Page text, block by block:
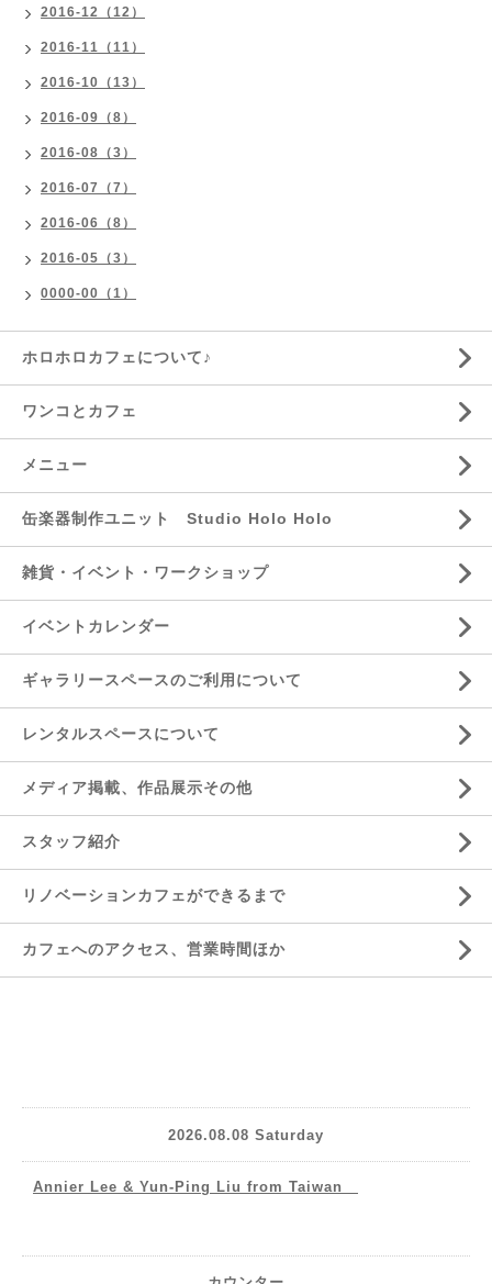
2016-12（12）
2016-11（11）
2016-10（13）
2016-09（8）
2016-08（3）
2016-07（7）
2016-06（8）
2016-05（3）
0000-00（1）
ホロホロカフェについて♪
ワンコとカフェ
メニュー
缶楽器制作ユニット Studio Holo Holo
雑貨・イベント・ワークショップ
イベントカレンダー
ギャラリースペースのご利用について
レンタルスペースについて
メディア掲載、作品展示その他
スタッフ紹介
リノベーションカフェができるまで
カフェへのアクセス、営業時間ほか
2026.08.08 Saturday
Annier Lee & Yun-Ping Liu from Taiwan